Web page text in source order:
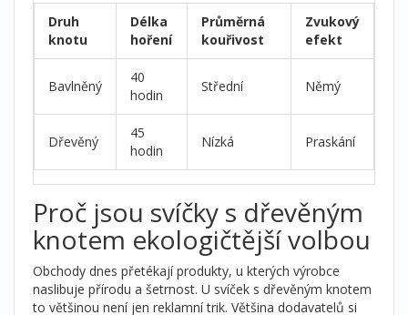
Druh
knotu
Délka
hoření
Průměrná
kouřivost
Zvukový
efekt
Bavlněný
40
hodin
Střední Němý
Dřevěný
45
hodin
Nízká Praskání
Proč jsou svíčky s dřevěným
knotem ekologičtější volbou
Obchody dnes přetékají produkty, u kterých výrobce
naslibuje přírodu a šetrnost. U svíček s dřevěným knotem
to většinou není jen reklamní trik. Většina dodavatelů si